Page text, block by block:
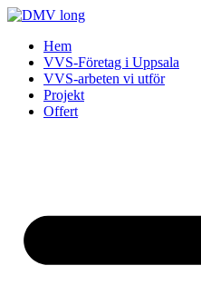
Skip
contentHem
VVS-Företag i Uppsala
VVS-arbeten vi utför
Projekt
Offert